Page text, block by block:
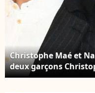
Christophe Maé et
deux garçons
Sarron arrivant au